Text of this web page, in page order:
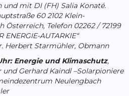
mit DI (FH) Salia Konaté.
60 2102 Klein-
Telefon 02262 / 72199
AUTARKIE“
Herbert Starmühler, Obmann
Energie und Klimaschutz,
Gerhard Kaindl –Solarpioniere
Neulengbach